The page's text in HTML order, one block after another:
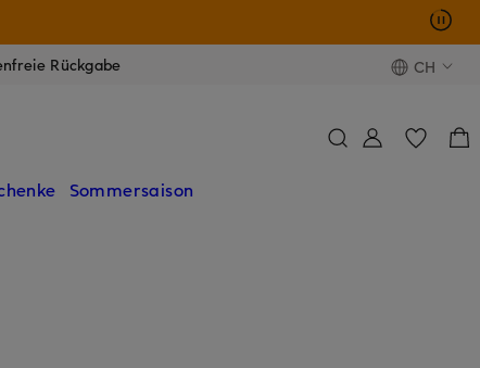
Rückgabe CH
Sommersaison